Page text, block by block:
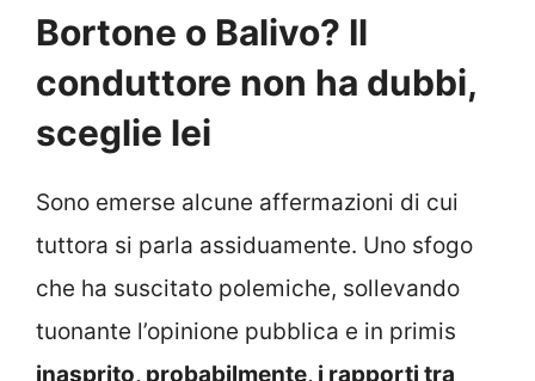
Bortone o Balivo? Il
conduttore non ha dubbi,
sceglie lei
Sono emerse alcune affermazioni di cui
tuttora si parla assiduamente. Uno sfogo
che ha suscitato polemiche, sollevando
tuonante l’opinione pubblica e in primis
inasprito, probabilmente, i rapporti tra